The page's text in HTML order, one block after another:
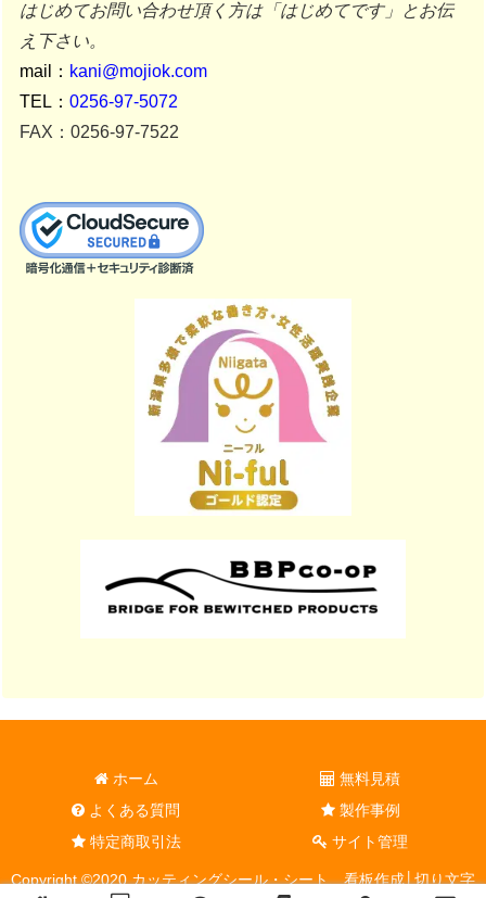
はじめてお問い合わせ頂く方は「はじめてです」とお伝
え下さい。
mail： kani@mojiok.com
TEL：0256-97-5072
FAX：0256-97-7522
ホーム
無料見積
よくある質問
製作事例
特定商取引法
サイト管理
Copyright ©2020 カッティングシール・シート、看板作成│切り文字